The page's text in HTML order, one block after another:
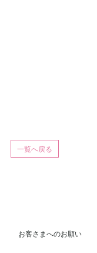
一覧へ戻る
お客さまへのお願い